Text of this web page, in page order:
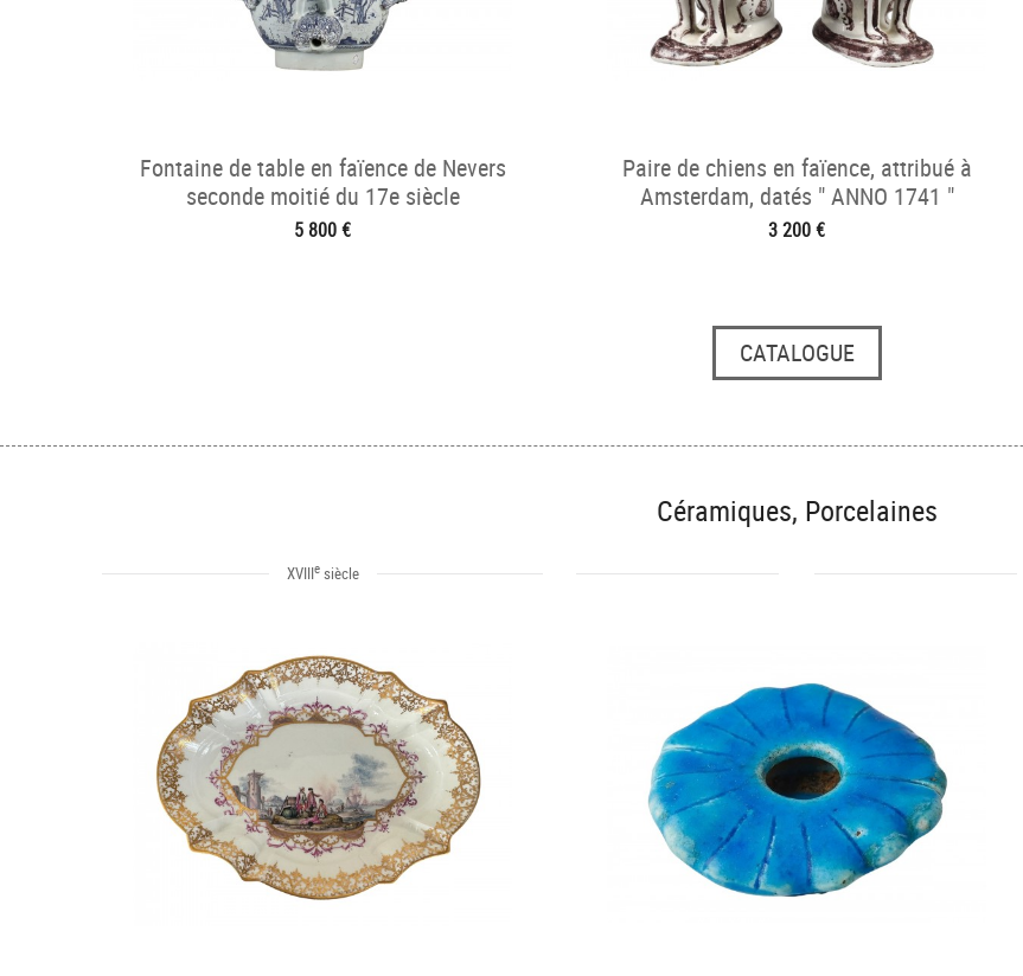
Fontaine de table en faïence de Nevers
seconde moitié du 17e siècle
5 800 €
Paire de chiens en faïence, attribué à
Amsterdam, datés " ANNO 1741 "
3 200 €
CATALOGUE
Céramiques, Porcelaines
XVIIIesiècle